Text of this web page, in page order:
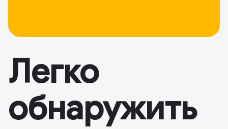
Легко
обнаружить